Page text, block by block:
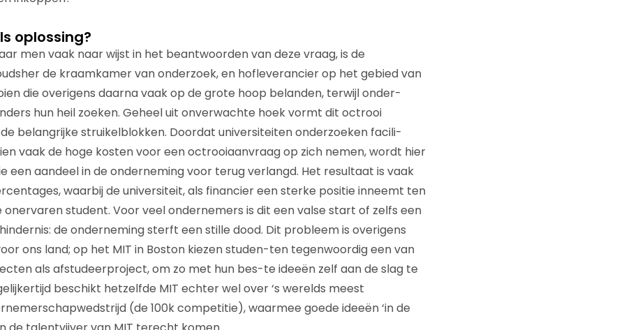
oplossing?
men vaak naar wijst in het beantwoorden van deze vraag, is de
de kraamkamer van onderzoek, en hofleverancier op het gebied van
die overigens daarna vaak op de grote hoop belanden, terwijl onder-
hun heil zoeken. Geheel uit onverwachte hoek vormt dit octrooi
belangrijke struikelblokken. Doordat universiteiten onderzoeken facili-
vaak de hoge kosten voor een octrooiaanvraag op zich nemen, wordt hier
een aandeel in de onderneming voor terug verlangd. Het resultaat is vaak
waarbij de universiteit, als financier een sterke positie inneemt ten
student. Voor veel ondernemers is dit een valse start of zelfs een
de onderneming sterft een stille dood. Dit probleem is overigens
ons land; op het MIT in Boston kiezen studen-ten tegenwoordig een van
als afstudeerproject, om zo met hun bes-te ideeën zelf aan de slag te
beschikt hetzelfde MIT echter wel over ‘s werelds meest
(de 100k competitie), waarmee goede ideeën ‘in de